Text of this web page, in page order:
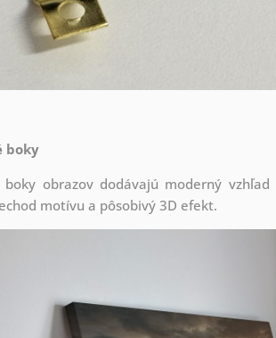
boky
boky obrazov dodávajú moderný
motívu a pôsobivý 3D efekt.